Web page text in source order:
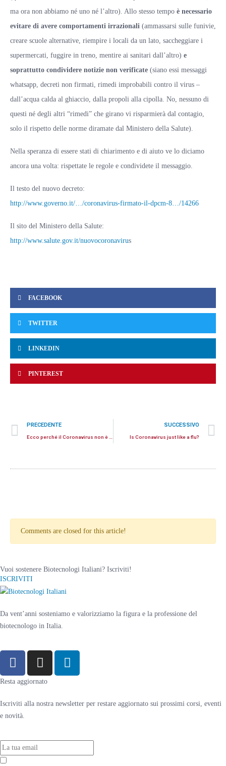
ma ora non abbiamo né uno né l’altro). Allo stesso tempo è necessario
evitare di avere comportamenti irrazionali (ammassarsi sulle funivie,
creare scuole alternative, riempire i locali da un lato, saccheggiare i
supermercati, fuggire in treno, mentire ai sanitari dall’altro) e
soprattutto condividere notizie non verificate (siano essi messaggi
whatsapp, decreti non firmati, rimedi improbabili contro il virus –
dall’acqua calda al ghiaccio, dalla propoli alla cipolla. No, nessuno di
questi né degli altri “rimedi” che girano vi risparmierà dal contagio,
solo il rispetto delle norme diramate dal Ministero della Salute).
Nella speranza di essere stati di chiarimento e di aiuto ve lo diciamo
ancora una volta: rispettate le regole e condividete il messaggio.
Il testo del nuovo decreto:
http://www.governo.it/…/coronavirus-firmato-il-dpcm-8…/14266
Il sito del Ministero della Salute:
http://www.salute.gov.it/nuovocoronavirus
FACEBOOK
TWITTER
LINKEDIN
PINTEREST
PRECEDENTE SUCCESSIVO
Is Coronavirus just like a flu?
Comments are closed for this article!
Vuoi sostenere Biotecnologi Italiani? Iscriviti!
ISCRIVITI
Da vent’anni sosteniamo e valorizziamo la figura e la professione del
biotecnologo in Italia.
Resta aggiornato
Iscriviti alla nostra newsletter per restare aggiornato sui prossimi corsi, eventi
e novità.